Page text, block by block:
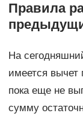
Правила
На
имеется
пока еще не
сумму